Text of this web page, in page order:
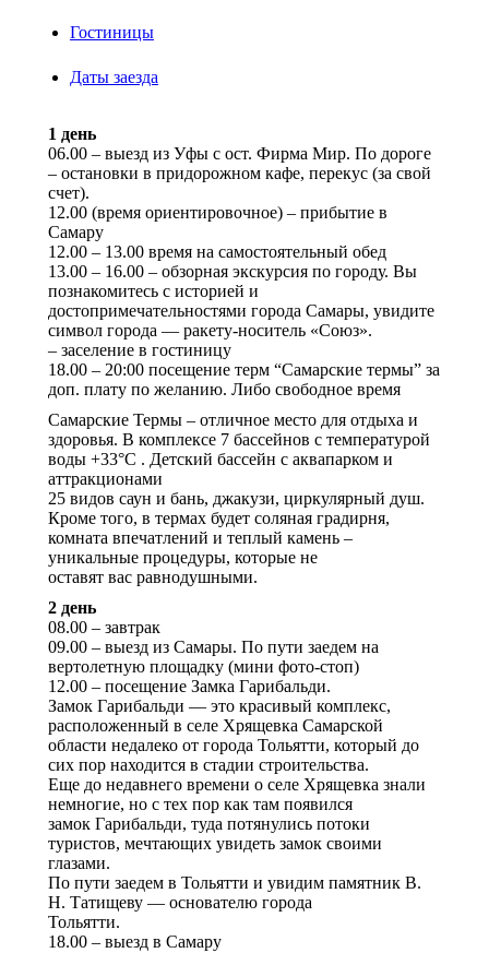
Гостиницы
Даты заезда
1 день
06.00 – выезд из Уфы с ост. Фирма Мир. По дороге
– остановки в придорожном кафе, перекус (за свой
счет).
12.00 (время ориентировочное) – прибытие в
Самару
12.00 – 13.00 время на самостоятельный обед
13.00 – 16.00 – обзорная экскурсия по городу. Вы
познакомитесь с историей и
достопримечательностями города Самары, увидите
символ города — ракету-носитель «Союз».
– заселение в гостиницу
18.00 – 20:00 посещение терм “Самарские термы” за
доп. плату по желанию. Либо свободное время
Самарские Термы – отличное место для отдыха и
здоровья. В комплексе 7 бассейнов с температурой
воды +33°С . Детский бассейн с аквапарком и
аттракционами
25 видов саун и бань, джакузи, циркулярный душ.
Кроме того, в термах будет соляная градирня,
комната впечатлений и теплый камень –
уникальные процедуры, которые не
оставят вас равнодушными.
2 день
08.00 – завтрак
09.00 – выезд из Самары. По пути заедем на
вертолетную площадку (мини фото-стоп)
12.00 – посещение Замка Гарибальди.
Замок Гарибальди — это красивый комплекс,
расположенный в селе Хрящевка Самарской
области недалеко от города Тольятти, который до
сих пор находится в стадии строительства.
Еще до недавнего времени о селе Хрящевка знали
немногие, но с тех пор как там появился
замок Гарибальди, туда потянулись потоки
туристов, мечтающих увидеть замок своими
глазами.
По пути заедем в Тольятти и увидим памятник В.
Н. Татищеву — основателю города
Тольятти.
18.00 – выезд в Самару